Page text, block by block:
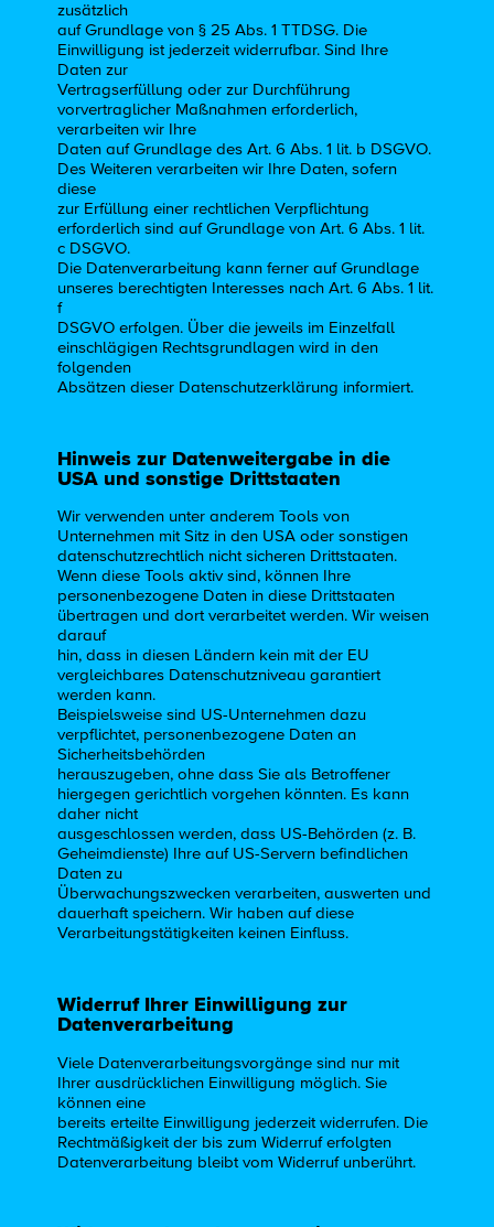
zusätzlich
auf Grundlage von § 25 Abs. 1 TTDSG. Die
Einwilligung ist jederzeit widerrufbar. Sind Ihre
Daten zur
Vertragserfüllung oder zur Durchführung
vorvertraglicher Maßnahmen erforderlich,
verarbeiten wir Ihre
Daten auf Grundlage des Art. 6 Abs. 1 lit. b DSGVO.
Des Weiteren verarbeiten wir Ihre Daten, sofern
diese
zur Erfüllung einer rechtlichen Verpflichtung
erforderlich sind auf Grundlage von Art. 6 Abs. 1 lit.
c DSGVO.
Die Datenverarbeitung kann ferner auf Grundlage
unseres berechtigten Interesses nach Art. 6 Abs. 1 lit.
f
DSGVO erfolgen. Über die jeweils im Einzelfall
einschlägigen Rechtsgrundlagen wird in den
folgenden
Absätzen dieser Datenschutzerklärung informiert.
Hinweis zur Datenweitergabe in die
USA und sonstige Drittstaaten
Wir verwenden unter anderem Tools von
Unternehmen mit Sitz in den USA oder sonstigen
datenschutzrechtlich nicht sicheren Drittstaaten.
Wenn diese Tools aktiv sind, können Ihre
personenbezogene Daten in diese Drittstaaten
übertragen und dort verarbeitet werden. Wir weisen
darauf
hin, dass in diesen Ländern kein mit der EU
vergleichbares Datenschutzniveau garantiert
werden kann.
Beispielsweise sind US-Unternehmen dazu
verpflichtet, personenbezogene Daten an
Sicherheitsbehörden
herauszugeben, ohne dass Sie als Betroffener
hiergegen gerichtlich vorgehen könnten. Es kann
daher nicht
ausgeschlossen werden, dass US-Behörden (z. B.
Geheimdienste) Ihre auf US-Servern befindlichen
Daten zu
Überwachungszwecken verarbeiten, auswerten und
dauerhaft speichern. Wir haben auf diese
Verarbeitungstätigkeiten keinen Einfluss.
Widerruf Ihrer Einwilligung zur
Datenverarbeitung
Viele Datenverarbeitungsvorgänge sind nur mit
Ihrer ausdrücklichen Einwilligung möglich. Sie
können eine
bereits erteilte Einwilligung jederzeit widerrufen. Die
Rechtmäßigkeit der bis zum Widerruf erfolgten
Datenverarbeitung bleibt vom Widerruf unberührt.